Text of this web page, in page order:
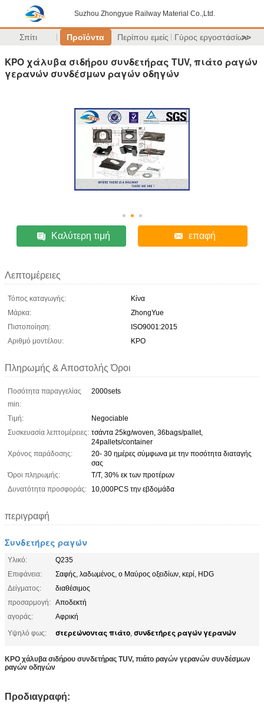
Suzhou Zhongyue Railway Material Co.,Ltd.
Σπίτι Προϊόντα Περίπου εμείς Γύρος εργοστασίων
>>
KPO χάλυβα σιδήρου συνδετήρας TUV, πιάτο ραγών
γερανών συνδέσμων ραγών οδηγών
Καλύτερη τιμή επαφή
Λεπτομέρειες
Τόπος καταγωγής:
Κίνα
Μάρκα:
ZhongYue
Πιστοποίηση:
ISO9001:2015
Αριθμό μοντέλου:
KPO
Πληρωμής & Αποστολής Όροι
Ποσότητα παραγγελίας
min:
2000sets
Τιμή:
Negociable
Συσκευασία λεπτομέρειες: τσάντα 25kg/woven, 36bags/pallet,
24pallets/container
Χρόνος παράδοσης:
20- 30 ημέρες σύμφωνα με την ποσότητα διαταγής
σας
Όροι πληρωμής:
T/T, 30% εκ των προτέρων
Δυνατότητα προσφοράς:
10,000PCS την εβδομάδα
περιγραφή
Συνδετήρες ραγών
Υλικό:
Q235
Επιφάνεια:
Σαφής, λαδωμένος, ο Μαύρος οξειδίων, κερί, HDG
Δείγματος:
διαθέσιμος
προσαρμογή: Αποδεκτή
αγοράς:
Αφρική
Υψηλό φως:
στερεώνοντας πιάτο, συνδετήρες ραγών γερανών
KPO χάλυβα σιδήρου συνδετήρας TUV, πιάτο ραγών γερανών συνδέσμων
ραγών οδηγών
Προδιαγραφή: